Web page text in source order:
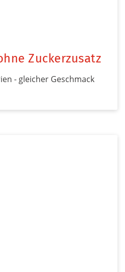
Zuckerzusatz
- gleicher Geschmack